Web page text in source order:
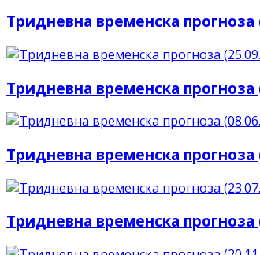
Тридневна временска прогноза
Тридневна временска прогноза
Тридневна временска прогноза
Тридневна временска прогноза